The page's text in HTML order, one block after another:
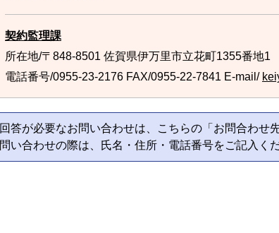
契約監理課
所在地/〒848-8501 佐賀県伊万里市立花町1355番地1
電話番号/0955-23-2176 FAX/0955-22-7841 E-mail/
回答が必要なお問い合わせは、こちらの「お問合わせ
問い合わせの際は、氏名・住所・電話番号をご記入くだ